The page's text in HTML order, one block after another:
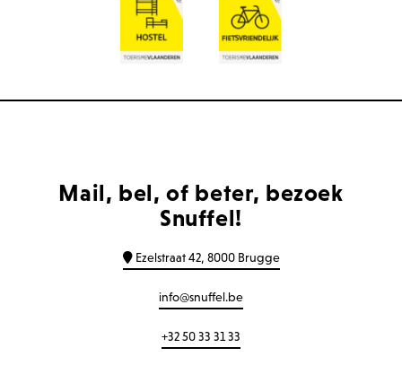
Mail, bel, of beter, bezoek
Snuffel!
Ezelstraat 42, 8000 Brugge
info@snuffel.be
+32 50 33 31 33